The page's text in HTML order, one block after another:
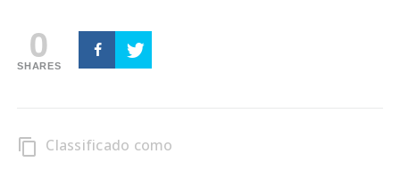
0
SHARES
content_copy Classificado como